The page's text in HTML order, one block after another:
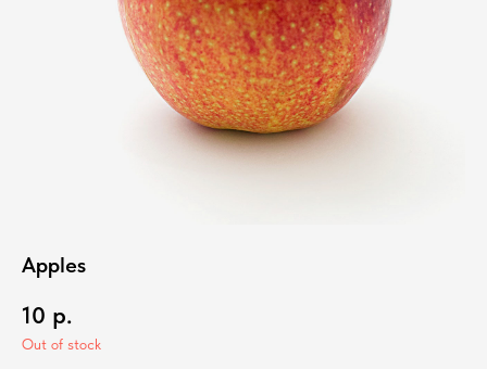
Apples
10 р.
Out of stock